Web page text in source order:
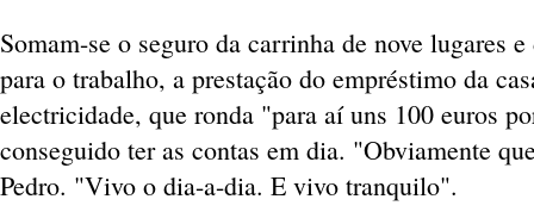
Somam-se o seguro da carrinha de nove lugares
para o trabalho, a prestação do empréstimo da
electricidade, que ronda "para aí uns 100 euros
conseguido ter as contas em dia. "Obviamente
Pedro. "Vivo o dia-a-dia. E vivo tranquilo".